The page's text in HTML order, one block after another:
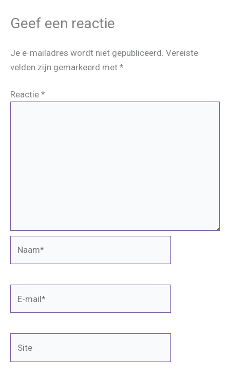
Geef een reactie
Je e-mailadres wordt niet gepubliceerd. Vereiste
velden zijn gemarkeerd met *
Reactie *
mail*